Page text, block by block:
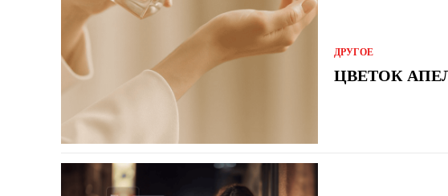
ДРУГОЕ
ЦВЕТОК